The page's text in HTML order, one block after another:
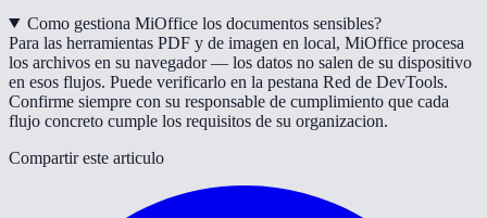
Como gestiona MiOffice los documentos sensibles?
Para las herramientas PDF y de imagen en local, MiOffice procesa
los archivos en su navegador — los datos no salen de su dispositivo
en esos flujos. Puede verificarlo en la pestana Red de DevTools.
Confirme siempre con su responsable de cumplimiento que cada
flujo concreto cumple los requisitos de su organizacion.
Compartir este articulo